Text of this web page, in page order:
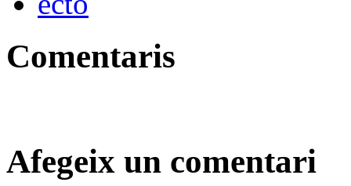
Comentaris
Afegeix un comentari